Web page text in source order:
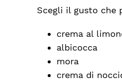
Scegli il gusto che
crema al
albicocca
mora
crema di